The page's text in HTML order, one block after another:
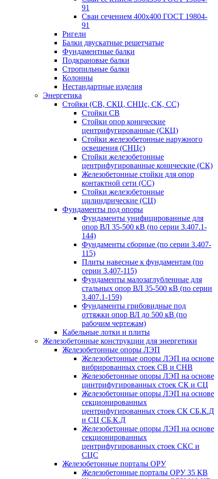
91
Сваи сечением 400х400 ГОСТ 19804-
91
Ригели
Балки двускатные решетчатые
Фундаментные балки
Подкрановые балки
Стропильные балки
Колонны
Нестандартные изделия
Энергетика
Стойки (СВ, СКЦ, СНЦс, СК, СС)
Стойки СВ
Стойки опор конические
центрифугированные (СКЦ)
Стойки железобетонные наружного
освещения (СНЦс)
Стойки железобетонные
центрифугированные конические (СК)
Железобетонные стойки для опор
контактной сети (СС)
Стойки железобетонные
цилиндрические (СЦ)
Фундаменты под опоры
Фундаменты унифицированные для
опор ВЛ 35-500 кВ (по серии 3.407.1-
144)
Фундаменты сборные (по серии 3.407-
115)
Плиты навесные к фундаментам (по
серии 3.407-115)
Фундаменты малозаглубленные для
стальных опор ВЛ 35-500 кВ (по серии
3.407.1-159)
Фундаменты грибовидные под
оттяжки опор ВЛ до 500 кВ (по
рабочим чертежам)
Кабельные лотки и плиты
Железобетонные конструкции для энергетики
Железобетонные опоры ЛЭП
Железобетонные опоры ЛЭП на основе
вибрированных стоек СВ и СНВ
Железобетонные опоры ЛЭП на основе
цинтрифугированных стоек СК и СЦ
Железобетонные опоры ЛЭП на основе
секционированных
центрифугированных стоек СК СБ.К.Д
и СЦ СБ.К.Д
Железобетонные опоры ЛЭП на основе
секционированных
центрифугированных стоек СКС и
СЦС
Железобетонные порталы ОРУ
Железобетонные порталы ОРУ 35 КВ